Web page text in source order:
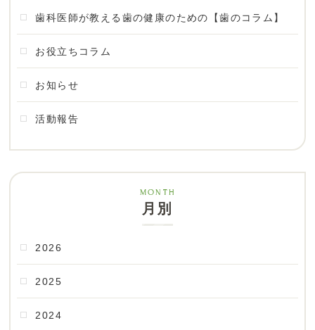
歯科医師が教える歯の健康のための【歯のコラム】
お役立ちコラム
お知らせ
活動報告
月別
2026
2025
2024